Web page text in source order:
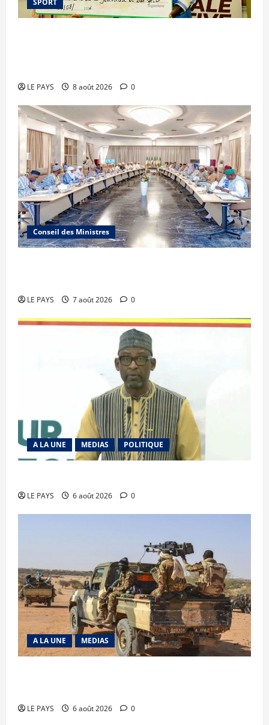
SPORT
LE PAYS 8 août 2026 0
Conseil des Ministres
LE PAYS 7 août 2026 0
A LA UNE MEDIAS POLITIQUE
LE PAYS 6 août 2026 0
A LA UNE MEDIAS
LE PAYS 6 août 2026 0